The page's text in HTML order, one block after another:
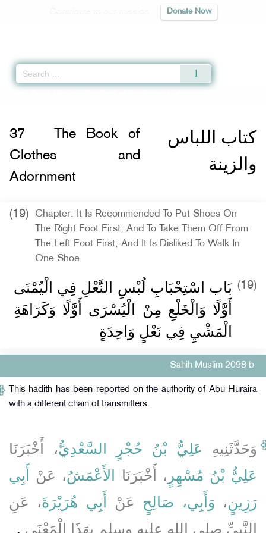
Donate Now
كتاب اللباس
والزينة
37
The Book of
Clothes and
Adornment
(19)
Chapter: It Is Recommended To Put Shoes On
The Right Foot First, And To Take Them Off From
The Left Foot First, And It Is Disliked To Walk In
One Shoe
(19) بَاب اسْتِحْبَابِ لُبْسِ النَّعْلِ فِي الْيُمْنَى
أَوَّلًا وَالْخَلْعِ مِنْ الْيُسْرَى أَوَّلًا وَكَرَاهَةِ
الْمَشْيِ فِي نَعْلٍ وَاحِدَةٍ
Sahih Muslim 2098 b
This hadith has been reported on the authority of Abu Huraira
with a different chain of transmitters.
وَحَدَّثَنِيهِ عَلِيُّ بْنُ حُجْرٍ السَّعْدِيُّ، أَخْبَرَنَا
عَلِيُّ بْنُ مُسْهِرٍ ، أَخْبَرَنَا الأَعْمَشُ، عَنْ
أَبِي
رَزِينٍ، وَأَبِي، صَالِحٍ عَنْ أَبِي هُرَيْرَةَ، عَنِ
النَّبِيِّ صلى الله عليه وسلم بِهَذَا الْمَعْنَى ‏.‏